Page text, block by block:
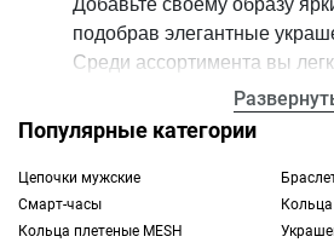
Добавьте своему образу
подобрав элегантные
Среди ассортимента вы
сережки,кольца
различаются по типу,
изготовления, дизайну и
параметрам. Благодаря
подобрать и приобрести
Популярные категории
Цепочки мужские
Смарт-часы
Кольца плетеные MESH
Кольца